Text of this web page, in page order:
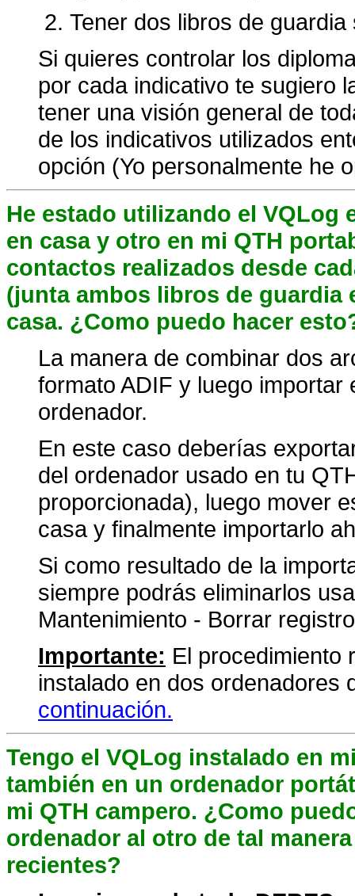
Tener dos libros de guardia
Si quieres controlar los
por cada indicativo te sugiero
tener una visión general de
de los indicativos utilizados
opción (Yo personalmente he
He estado utilizando el VQLog
en casa y otro en mi QTH
contactos realizados desde
(junta ambos libros de guardia
casa. ¿Como puedo hacer
La manera de combinar dos
formato ADIF y luego importar
ordenador.
En este caso deberías
del ordenador usado en tu
proporcionada), luego mover
casa y finalmente importarlo
Si como resultado de la
siempre podrás eliminarlos
Mantenimiento - Borrar
Importante: El procedimiento
instalado en dos ordenadores
continuación.
Tengo el VQLog instalado en
también en un ordenador
mi QTH campero. ¿Como
ordenador al otro de tal
recientes?